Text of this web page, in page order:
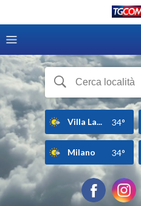
Villa La... 34°
Milano 34°